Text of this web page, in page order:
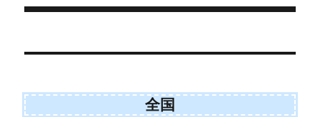
)
稿
ビ
全国